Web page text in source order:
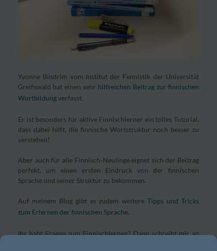
Yvonne Bindrim vom Institut der Fennistik der Universität
Greifswald hat einen sehr hilfreichen Beitrag zur finnischen
Wortbildungverfasst.
Er ist besonders für aktive Finnischlerner ein tolles Tutorial,
dass dabei hilft, die finnische Wortstruktur noch besser zu
verstehen!
Aber auch für alle Finnisch-Neulinge eignet sich der Beitrag
perfekt, um einen ersten Eindruck von der finnischen
Sprache und seiner Struktur zu bekommen.
Auf meinem Blog gibt es zudem weitere Tipps und Tricks
zum Erlernen der finnischen Sprache.
Ihr habt Fragen zum Finnischlernen? Dann schreibt mir an